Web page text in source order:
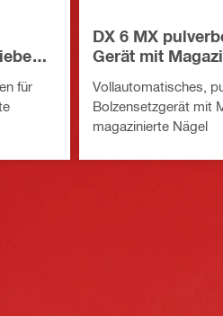
für
DX 6 MX
Gerät mit
Vollautomatisches,
Bolzensetzgerät mit
magazinierte Nägel